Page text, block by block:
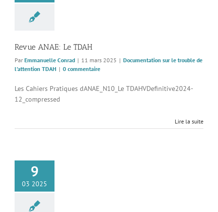
Revue ANAE: Le TDAH
Par Emmanuelle Conrad | 11 mars 2025 | Documentation sur le trouble de
l'attention TDAH | 0 commentaire
Les Cahiers Pratiques dANAE_N10_Le TDAHVDefinitive2024-
12_compressed
Lire la suite
9
03 2025